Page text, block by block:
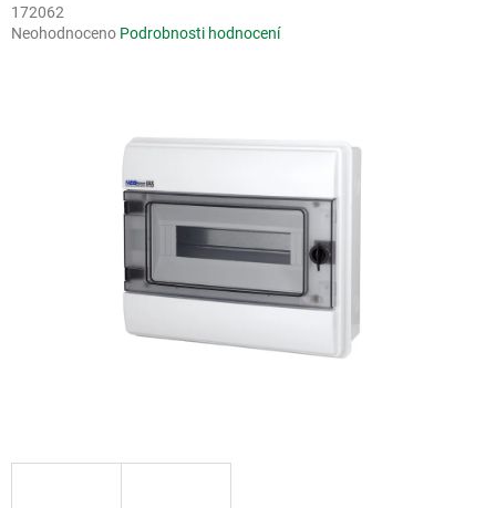
172062
Průměrné
Neohodnoceno Podrobnosti hodnocení